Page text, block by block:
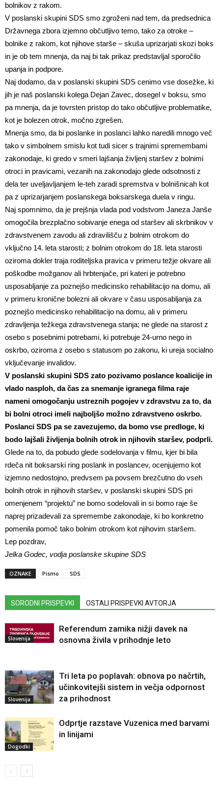
bolnikov z rakom.
V poslanski skupini SDS smo zgroženi nad tem, da predsednica
Državnega zbora izjemno občutljivo temo, tako za otroke –
bolnike z rakom, kot njihove starše – skuša uprizarjati skozi boks
in je ob tem mnenja, da naj bi tak prikaz predstavljal sporočilo
upanja in podpore.
Naj dodamo, da v poslanski skupini SDS cenimo vse dosežke, ki
jih je naš poslanski kolega Dejan Zavec, dosegel v boksu, smo
pa mnenja, da je tovrsten pristop do tako občutljive problematike,
kot je bolezen otrok, močno zgrešen.
Mnenja smo, da bi poslanke in poslanci lahko naredili mnogo več
tako v simbolnem smislu kot tudi sicer s trajnimi spremembami
zakonodaje, ki gredo v smeri lajšanja življenj staršev z bolnimi
otroci in pravicami, vezanih na zakonodajo glede odsotnosti z
dela ter uveljavljanjem le-teh zaradi spremstva v bolnišnicah kot
pa z uprizarjanjem poslanskega boksarskega duela v ringu.
Naj spomnimo, da je prejšnja vlada pod vodstvom Janeza Janše
omogočila brezplačno sobivanje enega od staršev ali skrbnikov v
zdravstvenem zavodu ali zdravilišču z bolnim otrokom do
vključno 14. leta starosti; z bolnim otrokom do 18. leta starosti
oziroma dokler traja roditeljska pravica v primeru težje okvare ali
poškodbe možganov ali hrbtenjače, pri kateri je potrebno
usposabljanje za poznejšo medicinsko rehabilitacijo na domu, ali
v primeru kronične bolezni ali okvare v času usposabljanja za
poznejšo medicinsko rehabilitacijo na domu, ali v primeru
zdravljenja težkega zdravstvenega stanja; ne glede na starost z
osebo s posebnimi potrebami, ki potrebuje 24-urno nego in
oskrbo, oziroma z osebo s statusom po zakonu, ki ureja socialno
vključevanje invalidov.
V poslanski skupini SDS zato pozivamo poslance koalicije in
vlado nasploh, da čas za snemanje igranega filma raje
nameni omogočanju ustreznih pogojev v zdravstvu za to, da
bi bolni otroci imeli najboljšo možno zdravstveno oskrbo.
Poslanci SDS pa se zavezujemo, da bomo vse predloge, ki
bodo lajšali življenja bolnih otrok in njihovih staršev, podprli.
Glede na to, da pobudo glede sodelovanja v filmu, kjer bi bila
rdeča nit boksarski ring poslank in poslancev, ocenjujemo kot
izjemno nedostojno, predvsem pa povsem brezčutno do vseh
bolnih otrok in njihovih staršev, v poslanski skupini SDS pri
omenjenem “projektu” ne bomo sodelovali in si bomo raje še
naprej prizadevali za spremembe zakonodaje, ki bo konkretno
pomenila pomoč tako bolnim otrokom kot njihovim staršem.
Lep pozdrav,
Jelka Godec, vodja poslanske skupine SDS
OZNAKE Pismo SDS
SORODNI PRISPEVKI OSTALI PRISPEVKI AVTORJA
Slovenija
Referendum zamika nižji davek na
osnovna živila v prihodnje leto
Slovenija
Tri leta po poplavah: obnova po načrtih,
učinkovitejši sistem in večja odpornost
za prihodnost
Dogodki
Odprtje razstave Vuzenica med barvami
in linijami